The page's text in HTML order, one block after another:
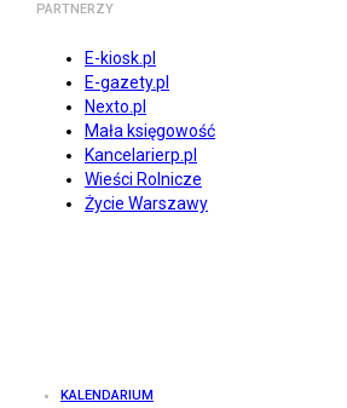
PARTNERZY
E-kiosk.pl
E-gazety.pl
Nexto.pl
Mała księgowość
Kancelarierp.pl
Wieści Rolnicze
Życie Warszawy
KALENDARIUM